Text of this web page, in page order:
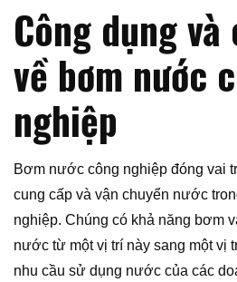
Công dụng
về bơm nước
nghiệp
Bơm nước công nghiệp đóng vai
cung cấp và vận chuyển nước
nghiệp. Chúng có khả năng bơm
nước từ một vị trí này sang một vị
nhu cầu sử dụng nước của các